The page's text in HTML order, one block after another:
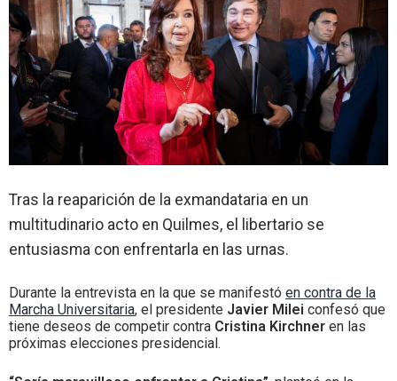
Tras la reaparición de la exmandataria en un
multitudinario acto en Quilmes, el libertario se
entusiasma con enfrentarla en las urnas.
Durante la entrevista en la que se manifestó en contra de la
Marcha Universitaria, el presidente Javier Milei confesó que
tiene deseos de competir contra Cristina Kirchner en las
próximas elecciones presidencial.